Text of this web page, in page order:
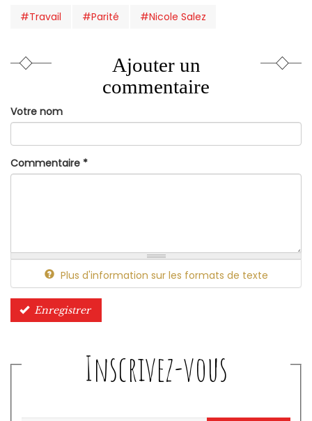
#Travail #Parité #Nicole Salez
Ajouter un
commentaire
Votre nom
Commentaire *
Plus d'information sur les formats de texte
Enregistrer
Inscrivez-vous